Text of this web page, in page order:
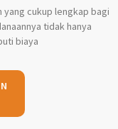
yang cukup lengkap bagi
tidak hanya
biaya